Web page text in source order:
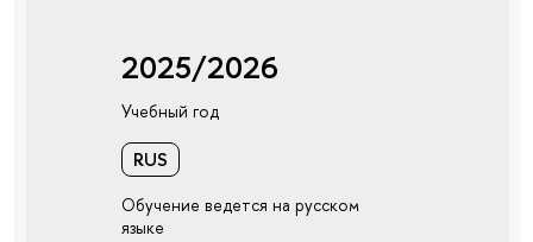
2025/2026
Учебный год
RUS
Обучение ведется на русском
языке